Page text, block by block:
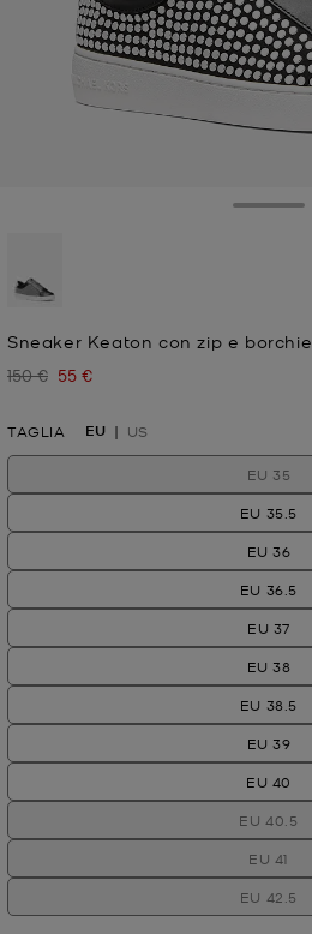
Sneaker Keaton con zip e borchie
Prezzo iniziale
150 € Prezzo attuale
55 €
TAGLIA EU US
EU 35
EU 35.5
EU 36
EU 36.5
EU 37
EU 38
EU 38.5
EU 39
EU 40
EU 40.5
EU 41
EU 42.5